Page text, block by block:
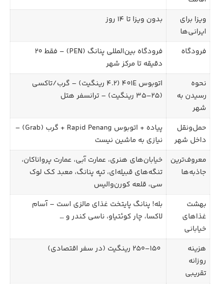
ویزا برای
ایرانی‌ها
بدون ویزا تا ۱۴ روز
فرودگاه
فرودگاه بین‌المللی پنانگ (PEN) – فقط ۲۰
دقیقه تا مرکز شهر
نحوه
رسیدن به
شهر
اتوبوس ۴۰۱E (۴.۲ رینگیت) – گرب/تاکسی
(۲۵–۳۵ رینگیت) – ترانسفر هتل
حمل‌ونقل
داخل شهر
پیاده + اتوبوس Rapid Penang + گرب (Grab) –
نیازی به ماشین نیست
معروف‌ترین
جاذبه‌ها
خیابان‌های هنری، عمارت آبی، عمارت پرواناکان،
تنگه‌های قبیله‌ای، تپه پنانگ، معبد کک لوک
سی، قلعه کورن‌والیس
بهشت
غذاهای
خیابانی
بله! پنانگ پایتخت غذای مالزی است – آسام
لاکسا، چار کوئتیاو، ناسی کندر و …
هزینه
روزانه
تقریبی